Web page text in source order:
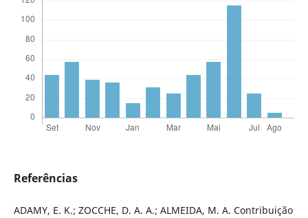
Referências
ADAMY, E. K.; ZOCCHE, D. A. A.; ALMEIDA, M. A. Contribuição